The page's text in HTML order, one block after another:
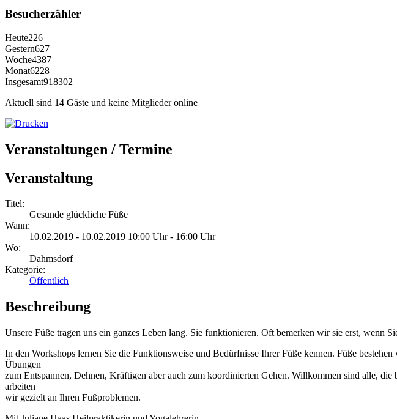
Besucherzähler
Heute226
Gestern627
Woche4387
Monat6228
Insgesamt918302
Aktuell sind 14 Gäste und keine Mitglieder online
Veranstaltungen / Termine
Veranstaltung
Titel:
Gesunde glückliche Füße
Wann:
10.02.2019 - 10.02.2019 10:00 Uhr - 16:00 Uhr
Wo:
Dahmsdorf
Kategorie:
Öffentlich
Beschreibung
Unsere Füße tragen uns ein ganzes Leben lang. Sie funktionieren. Oft bemerken wir sie erst, wenn
In den Workshops lernen Sie die Funktionsweise und Bedürfnisse Ihrer Füße kennen. Füße
Übungen
zum Entspannen, Dehnen, Kräftigen aber auch zum koordinierten Gehen. Willkommen sind alle,
arbeiten
wir gezielt an Ihren Fußproblemen.